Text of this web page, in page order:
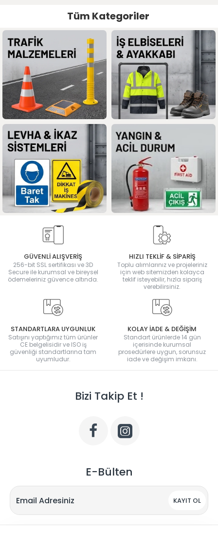
Tüm Kategoriler
GÜVENLİ ALIŞVERİŞ
256-bit SSL sertifikası ve 3D
Secure ile kurumsal ve bireysel
ödemeleriniz güvence altında.
HIZLI TEKLİF & SİPARİŞ
Toplu alımlarınız ve projeleriniz
için web sitemizden kolayca
teklif isteyebilir, hızla sipariş
verebilirsiniz.
STANDARTLARA UYGUNLUK
Satışını yaptığımız tüm ürünler
CE belgelisidir ve ISO iş
güvenliği standartlarına tam
uyumludur.
KOLAY İADE & DEĞİŞİM
Standart ürünlerde 14 gün
içerisinde kurumsal
prosedürlere uygun, sorunsuz
iade ve değişim imkanı.
Bizi Takip Et !
E-Bülten
KAYIT OL